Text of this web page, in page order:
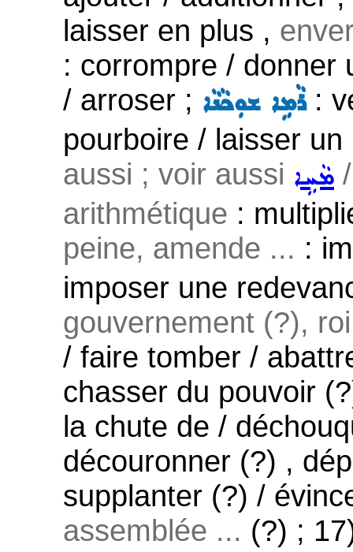
laisser en plus ,
: corrompre / donner
/ arroser ; ܪܵܡܹܐ ܫܘܼܟܵܢܵܐ:
pourboire / laisser
aussi ; voir aussi ܡܵܚܹܐ
arithmétique :
peine, amende ... :
imposer une
gouvernement (?),
/ faire tomber /
chasser du pouvoir
la chute de /
découronner (?) ,
supplanter (?) /
assemblée ... (?) ;